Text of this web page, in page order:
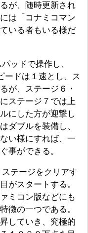
が、随時更新され
は「コナミコマン
いる者もいる様だ
ッドで操作し、
ードは１速とし、ス
が、ステージ６・
ステージ７では上
にした方が迎撃し
ダブルを装備し、
い様にすれば、一
事ができる。
テージをクリアす
がスタートする。
ミコン版などにも
徴の一つである。
していき、究極的